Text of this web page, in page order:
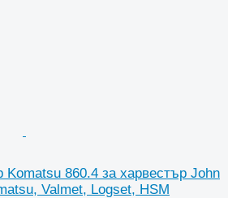
Komatsu 860.4 за харвестър John
Valmet, Logset, HSM